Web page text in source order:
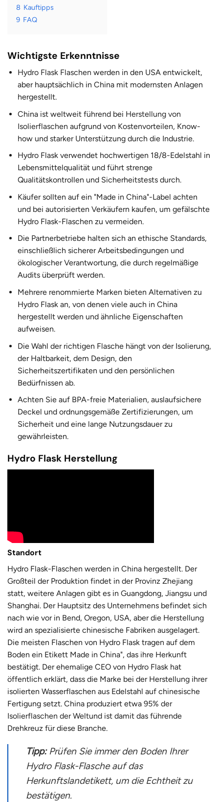
8 Kauftipps
9 FAQ
Wichtigste Erkenntnisse
Hydro Flask Flaschen werden in den USA entwickelt,
aber hauptsächlich in China mit modernsten Anlagen
hergestellt.
China ist weltweit führend bei Herstellung von
Isolierflaschen aufgrund von Kostenvorteilen, Know-
how und starker Unterstützung durch die Industrie.
Hydro Flask verwendet hochwertigen 18/8-Edelstahl in
Lebensmittelqualität und führt strenge
Qualitätskontrollen und Sicherheitstests durch.
Käufer sollten auf ein "Made in China"-Label achten
und bei autorisierten Verkäufern kaufen, um gefälschte
Hydro Flask-Flaschen zu vermeiden.
Die Partnerbetriebe halten sich an ethische Standards,
einschließlich sicherer Arbeitsbedingungen und
ökologischer Verantwortung, die durch regelmäßige
Audits überprüft werden.
Mehrere renommierte Marken bieten Alternativen zu
Hydro Flask an, von denen viele auch in China
hergestellt werden und ähnliche Eigenschaften
aufweisen.
Die Wahl der richtigen Flasche hängt von der Isolierung,
der Haltbarkeit, dem Design, den
Sicherheitszertifikaten und den persönlichen
Bedürfnissen ab.
Achten Sie auf BPA-freie Materialien, auslaufsichere
Deckel und ordnungsgemäße Zertifizierungen, um
Sicherheit und eine lange Nutzungsdauer zu
gewährleisten.
Hydro Flask Herstellung
Standort
Hydro Flask-Flaschen werden in China hergestellt. Der
Großteil der Produktion findet in der Provinz Zhejiang
statt, weitere Anlagen gibt es in Guangdong, Jiangsu und
Shanghai. Der Hauptsitz des Unternehmens befindet sich
nach wie vor in Bend, Oregon, USA, aber die Herstellung
wird an spezialisierte chinesische Fabriken ausgelagert.
Die meisten Flaschen von Hydro Flask tragen auf dem
Boden ein Etikett Made in China", das ihre Herkunft
bestätigt. Der ehemalige CEO von Hydro Flask hat
öffentlich erklärt, dass die Marke bei der Herstellung ihrer
isolierten Wasserflaschen aus Edelstahl auf chinesische
Fertigung setzt. China produziert etwa 95% der
Isolierflaschen der Weltund ist damit das führende
Drehkreuz für diese Branche.
Tipp:Prüfen Sie immer den Boden Ihrer
Hydro Flask-Flasche auf das
Herkunftslandetikett, um die Echtheit zu
bestätigen.